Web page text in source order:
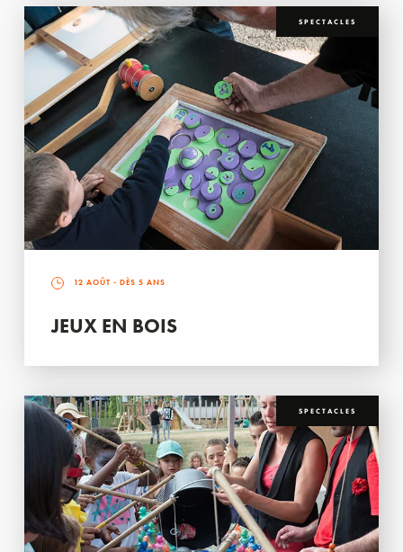
SPECTACLES
12 AOÛT - DÈS 5 ANS
JEUX EN BOIS
SPECTACLES